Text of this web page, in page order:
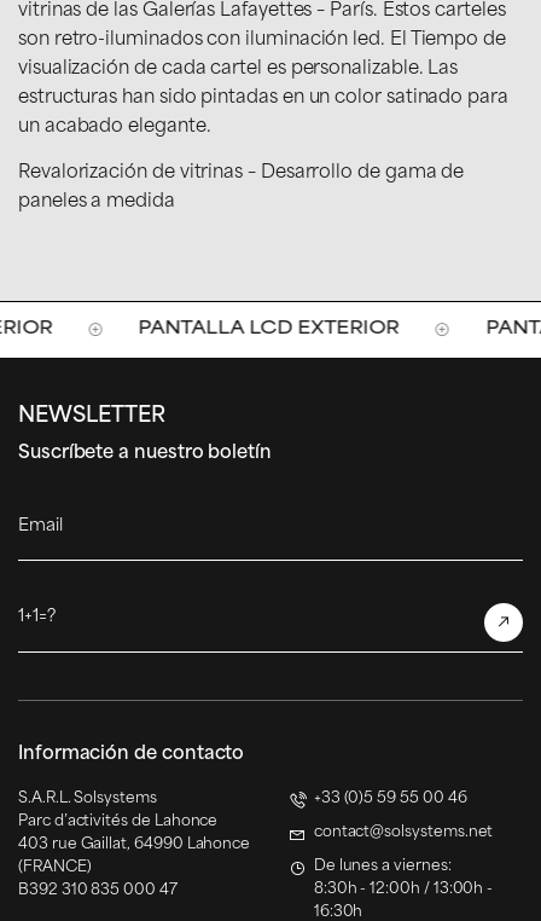
vitrinas de las Galerías Lafayettes – París. Estos carteles
son retro-iluminados con iluminación led. El Tiempo de
visualización de cada cartel es personalizable. Las
estructuras han sido pintadas en un color satinado para
un acabado elegante.
Revalorización de vitrinas – Desarrollo de gama de
paneles a medida
PANTALLA LCD EXTERIOR
NEWSLETTER
Suscríbete a nuestro boletín
Email
1+1=?
Información de contacto
S.A.R.L. Solsystems
Parc d’activités de Lahonce
403 rue Gaillat, 64990 Lahonce
(FRANCE)
B392 310 835 000 47
+33 (0)5 59 55 00 46
contact@solsystems.net
De lunes a viernes:
8:30h - 12:00h / 13:00h -
16:30h